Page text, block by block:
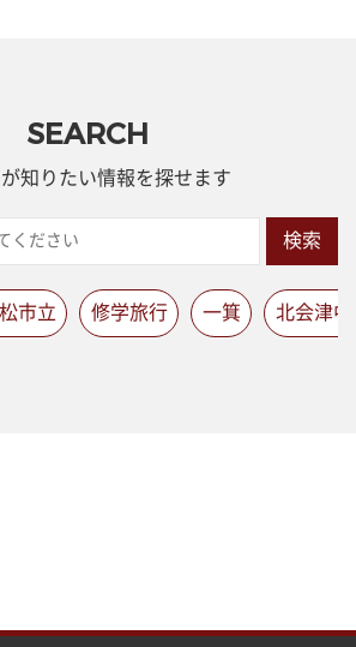
SEARCH
知りたい情報を探せます
検索
市立 修学旅行 一箕 北会津中